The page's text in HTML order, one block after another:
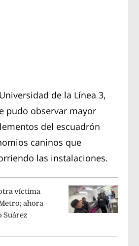
de la Línea 3,
pudo observar mayor
del escuadrón
caninos que
las instalaciones.
víctima
ahora
Suárez